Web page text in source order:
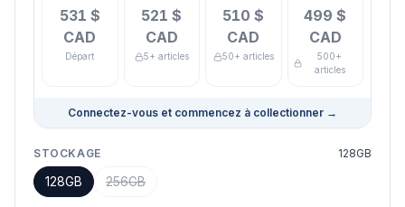
531 $
CAD
Départ
521 $
CAD
5+ articles
510 $
CAD
50+ articles
499 $
CAD
500+
articles
Connectez-vous et commencez à collectionner →
STOCKAGE 128GB
128GB 256GB